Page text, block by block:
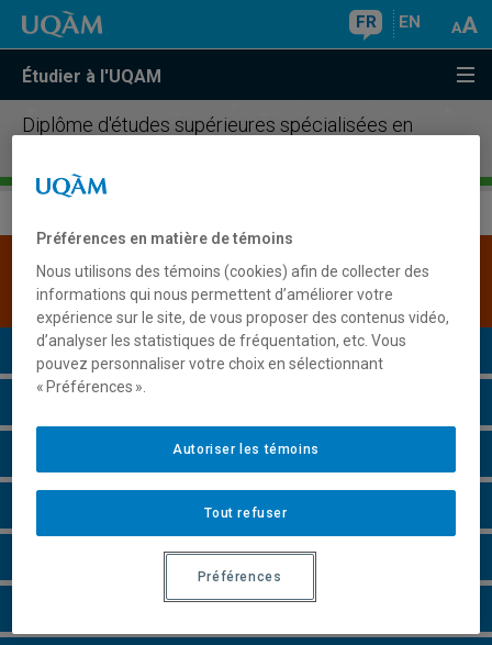
FR EN
Étudier à l'UQAM
Diplôme d'études supérieures spécialisées en
Une version plus récente de ce programme est
disponible.Cliquez ici pour la consulter.
Présentation du programme
Cours à suivre et horaires
Grille de cheminement
Remarques et règlements
Faire une demande d'admission
Préférences en matière de témoins
Nous utilisons des témoins (cookies) afin de collecter des
informations qui nous permettent d’améliorer votre
expérience sur le site, de vous proposer des contenus vidéo,
d’analyser les statistiques de fréquentation, etc. Vous
pouvez personnaliser votre choix en sélectionnant
« Préférences ».
Tout refuser
Autoriser les témoins
Préférences